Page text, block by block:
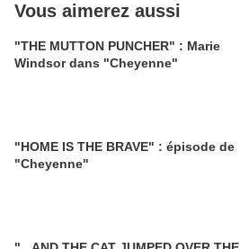
Vous aimerez aussi
"THE MUTTON PUNCHER" : Marie
Windsor dans "Cheyenne"
"HOME IS THE BRAVE" : épisode de
"Cheyenne"